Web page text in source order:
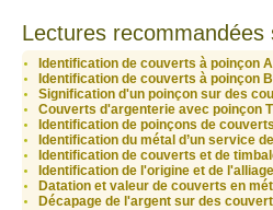
Lectures recommandées
Identification de couverts à poinçon
Identification de couverts à poinçon
Signification d'un poinçon sur des
Couverts d'argenterie avec poinçon
Identification de poinçons de
Identification du métal d’un service
Identification de couverts et de
Identification de l'origine et de
Datation et valeur de couverts en
Décapage de l'argent sur des